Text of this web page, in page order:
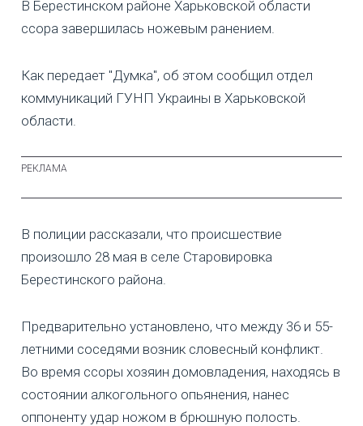
В Берестинском районе Харьковской области
ссора завершилась ножевым ранением.
Как передает "Думка", об этом сообщил отдел
коммуникаций ГУНП Украины в Харьковской
области.
В полиции рассказали, что происшествие
произошло 28 мая в селе Старовировка
Берестинского района.
Предварительно установлено, что между 36 и 55-
летними соседями возник словесный конфликт.
Во время ссоры хозяин домовладения, находясь в
состоянии алкогольного опьянения, нанес
оппоненту удар ножом в брюшную полость.